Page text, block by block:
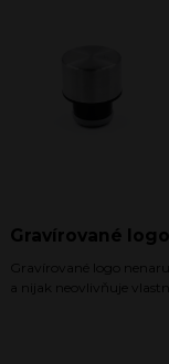
Gravírované logo
Gravírované logo
a nijak neovlivňuje